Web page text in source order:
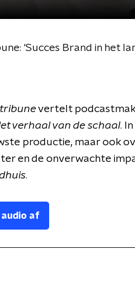
'Succes Brand in het
vertelt
verhaal van de schaal.
productie, maar ook
en de onverwachte
.
audio af